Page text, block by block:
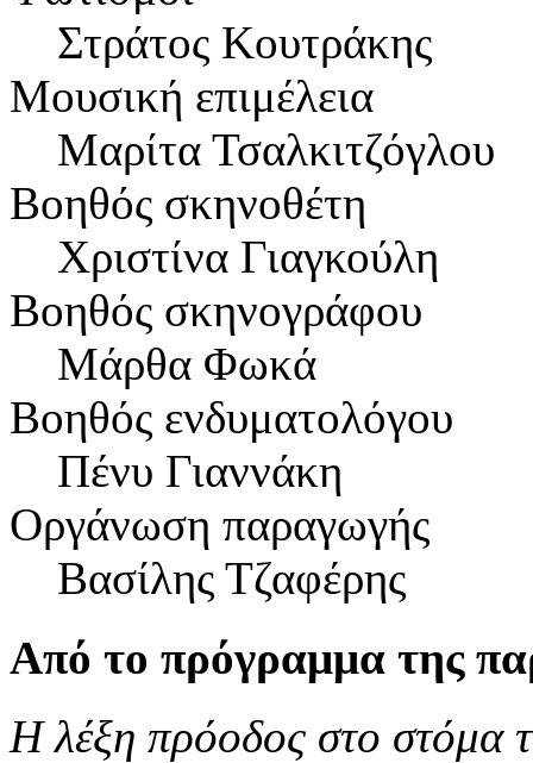
Στράτος Κουτράκης
Μουσική επιμέλεια
Μαρίτα Τσαλκιτζόγλου
Βοηθός σκηνοθέτη
Χριστίνα Γιαγκούλη
Βοηθός σκηνογράφου
Μάρθα Φωκά
Βοηθός ενδυματολόγου
Πένυ Γιαννάκη
Οργάνωση παραγωγής
Βασίλης Τζαφέρης
Από το πρόγραμμα της
Η λέξη πρόοδος στο στόμα